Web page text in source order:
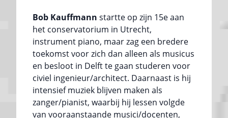
Bob Kauffmann startte op zijn 15e aan
het conservatorium in Utrecht,
instrument piano, maar zag een bredere
toekomst voor zich dan alleen als musicus
en besloot in Delft te gaan studeren voor
civiel ingenieur/architect. Daarnaast is hij
intensief muziek blijven maken als
zanger/pianist, waarbij hij lessen volgde
van vooraanstaande musici/docenten,